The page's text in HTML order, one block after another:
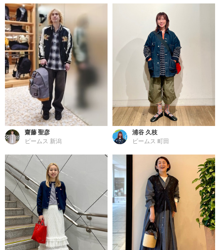
齋藤 聖彦
ビームス 新潟
浦谷 久枝
ビームス 町田